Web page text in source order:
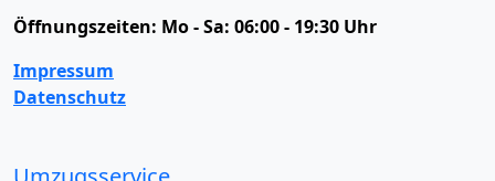
Öffnungszeiten: Mo - Sa: 06:00 - 19:30 Uhr
Impressum
Datenschutz